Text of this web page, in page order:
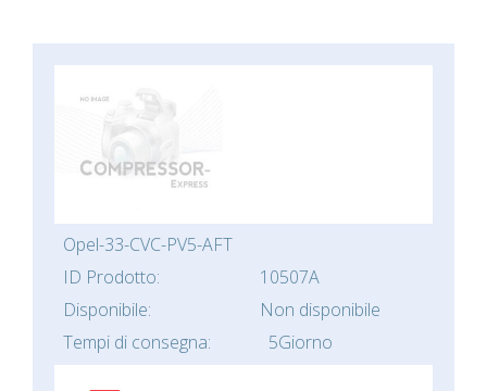
Opel-33-CVC-PV5-AFT
ID Prodotto:
10507A
Disponibile:
Non disponibile
Tempi di consegna:
5Giorno